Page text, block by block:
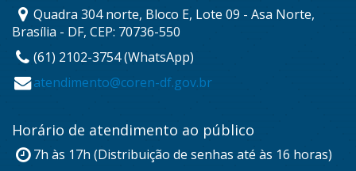
Quadra 304 norte, Bloco E, Lote 09 - Asa Norte,
Brasília - DF, CEP: 70736-550
(61) 2102-3754 (WhatsApp)
atendimento@coren-df.gov.br
Horário de atendimento ao público
7h às 17h (Distribuição de senhas até às 16 horas)